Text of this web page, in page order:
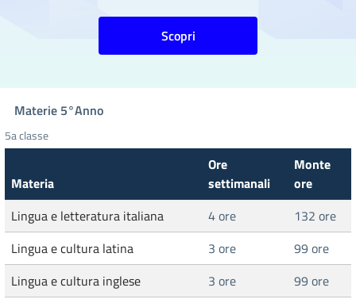
Scopri
Materie 5°Anno
5a classe
Materia
Ore
settimanali
Monte
ore
Lingua e letteratura italiana
4 ore
132 ore
Lingua e cultura latina
3 ore
99 ore
Lingua e cultura inglese
3 ore
99 ore